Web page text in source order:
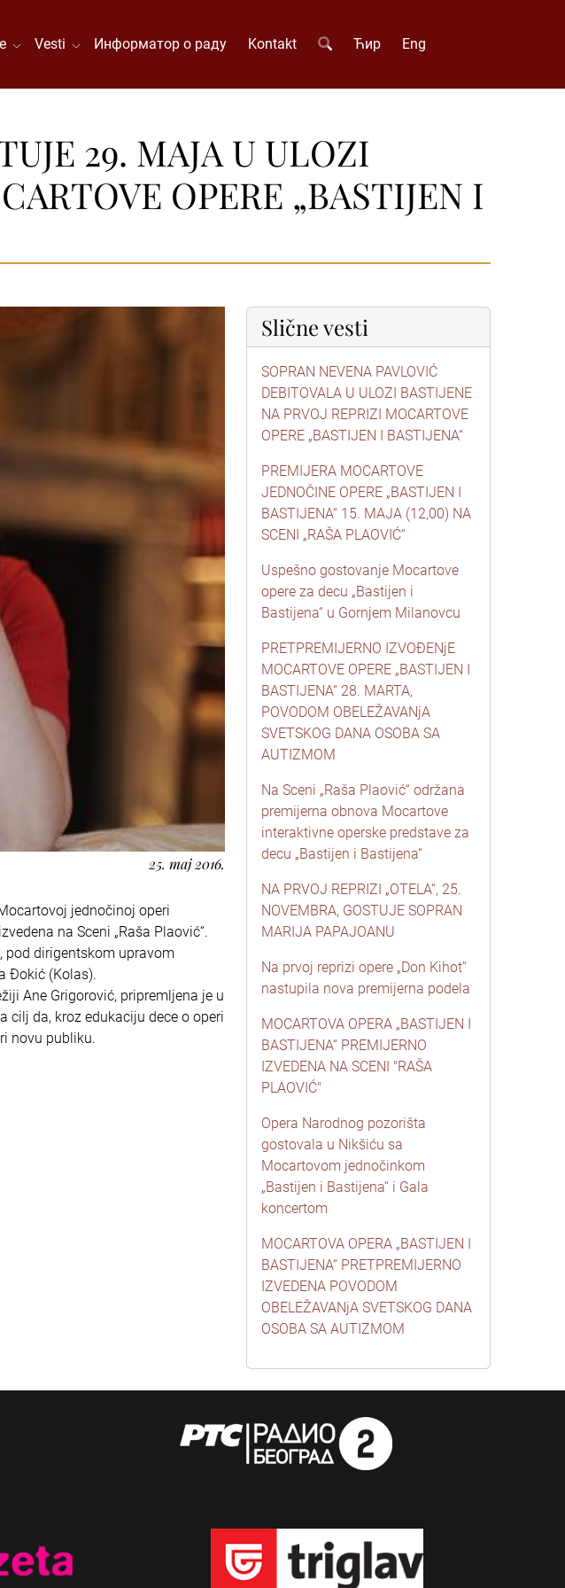
Vesti Информатор о раду Kontakt Ћир Eng
29. MAJA U ULOZI
OPERE „BASTIJEN I
25. maj 2016.
jednočinoj operi
na Sceni „Raša Plaović“.
pod dirigentskom upravom
Đokić (Kolas).
Ane Grigorović, pripremljena je u
cilj da, kroz edukaciju dece o operi
novu publiku.
Slične vesti
SOPRAN NEVENA PAVLOVIĆ
DEBITOVALA U ULOZI BASTIJENE
NA PRVOJ REPRIZI MOCARTOVE
OPERE „BASTIJEN I BASTIJENA“
PREMIJERA MOCARTOVE
JEDNOČINE OPERE „BASTIJEN I
BASTIJENA“ 15. MAJA (12,00) NA
SCENI „RAŠA PLAOVIĆ“
Uspešno gostovanje Mocartove
opere za decu „Bastijen i
Bastijena“ u Gornjem Milanovcu
PRETPREMIJERNO IZVOĐENjE
MOCARTOVE OPERE „BASTIJEN I
BASTIJENA“ 28. MARTA,
POVODOM OBELEŽAVANjA
SVETSKOG DANA OSOBA SA
AUTIZMOM
Na Sceni „Raša Plaović“ održana
premijerna obnova Mocartove
interaktivne operske predstave za
decu „Bastijen i Bastijena“
NA PRVOJ REPRIZI „OTELA“, 25.
NOVEMBRA, GOSTUJE SOPRAN
MARIJA PAPAJOANU
Na prvoj reprizi opere „Don Kihot“
nastupila nova premijerna podela
MOCARTOVA OPERA „BASTIJEN I
BASTIJENA“ PREMIJERNO
IZVEDENA NA SCENI "RAŠA
PLAOVIĆ"
Opera Narodnog pozorišta
gostovala u Nikšiću sa
Mocartovom jednočinkom
„Bastijen i Bastijena“ i Gala
koncertom
MOCARTOVA OPERA „BASTIJEN I
BASTIJENA“ PRETPREMIJERNO
IZVEDENA POVODOM
OBELEŽAVANjA SVETSKOG DANA
OSOBA SA AUTIZMOM